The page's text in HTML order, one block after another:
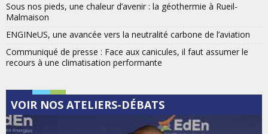
Sous nos pieds, une chaleur d’avenir : la géothermie à Rueil-
Malmaison
ENGINeUS, une avancée vers la neutralité carbone de l’aviation
Communiqué de presse : Face aux canicules, il faut assumer le
recours à une climatisation performante
VOIR NOS ATELIERS-DÉBATS